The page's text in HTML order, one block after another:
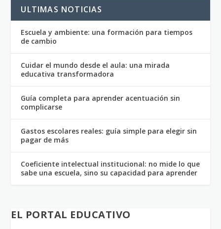
ULTIMAS NOTICIAS
Escuela y ambiente: una formación para tiempos
de cambio
Cuidar el mundo desde el aula: una mirada
educativa transformadora
Guía completa para aprender acentuación sin
complicarse
Gastos escolares reales: guía simple para elegir sin
pagar de más
Coeficiente intelectual institucional: no mide lo que
sabe una escuela, sino su capacidad para aprender
EL PORTAL EDUCATIVO